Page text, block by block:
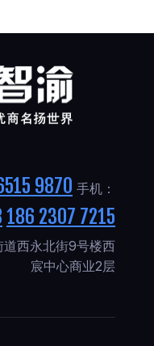
9870 手机：
186 2307 7215
西永北街9号楼西
宸中心商业2层